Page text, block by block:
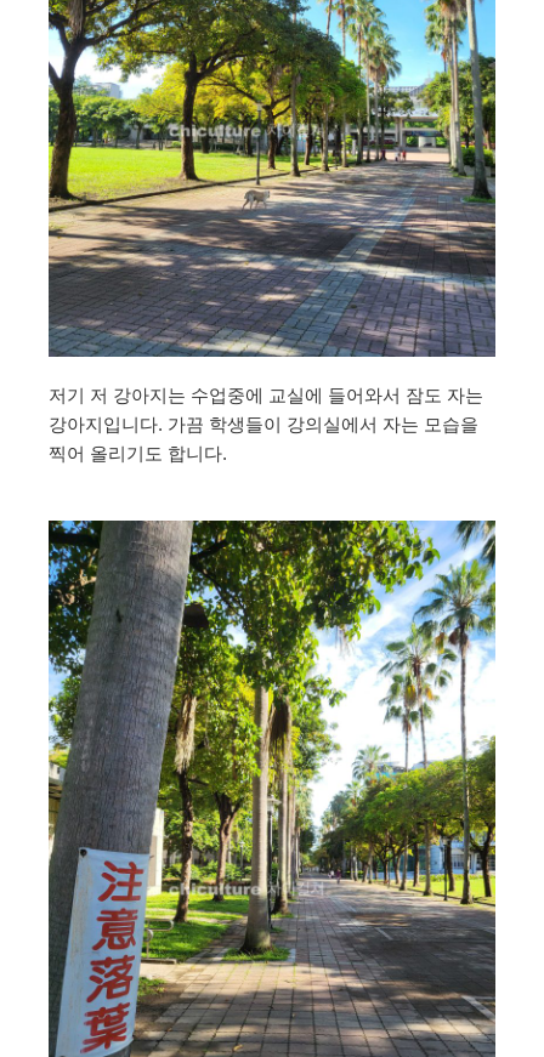
저기 저 강아지는 수업중에 교실에 들어와서 잠도 자는
강아지입니다. 가끔 학생들이 강의실에서 자는 모습을
찍어 올리기도 합니다.